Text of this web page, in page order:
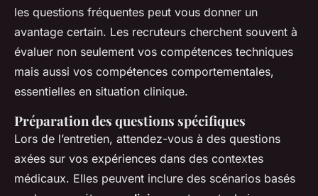
les questions fréquentes peut vous donner un
avantage certain. Les recruteurs cherchent souvent à
évaluer non seulement vos compétences techniques
mais aussi vos compétences comportementales,
essentielles en situation clinique.
Préparation des questions spécifiques
Lors de l’entretien, attendez-vous à des questions
axées sur vos expériences dans des contextes
médicaux. Elles peuvent inclure des scénarios basés